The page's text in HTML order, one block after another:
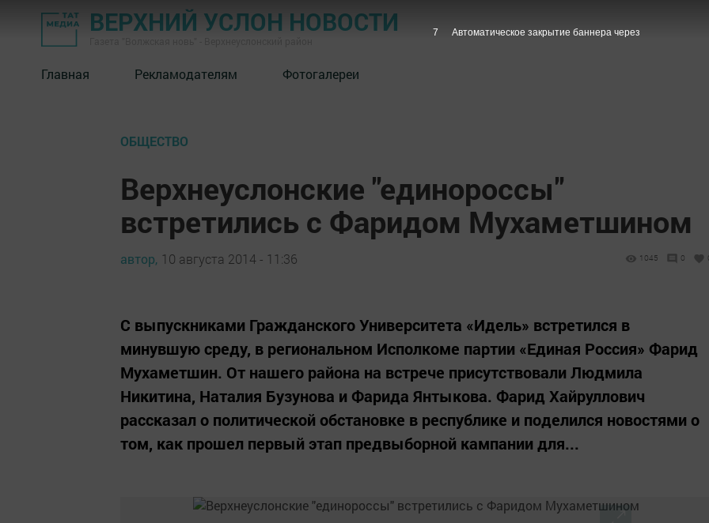
ВЕРХНИЙ УСЛОН НОВОСТИ
Главная Рекламодателям Фотогалереи
ОБЩЕСТВО
Верхнеуслонские "единороссы"
встретились с Фаридом Мухаметшином
автор, 10 августа 2014 - 11:36 1045 0
С выпускниками Гражданского Университета «Идель» встретился в
минувшую среду, в региональном Исполкоме партии «Единая Россия» Фарид
Мухаметшин. От нашего района на встрече присутствовали Людмила
Никитина, Наталия Бузунова и Фарида Янтыкова. Фарид Хайруллович
рассказал о политической обстановке в республике и поделился новостями о
том, как прошел первый этап предвыборной кампании для...
6 Автоматическое закрытие баннера через